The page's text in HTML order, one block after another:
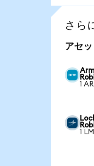
さら
アセ
1
1